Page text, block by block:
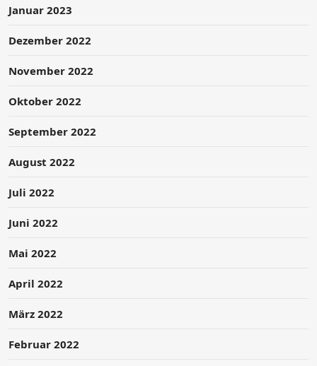
Januar 2023
Dezember 2022
November 2022
Oktober 2022
September 2022
August 2022
Juli 2022
Juni 2022
Mai 2022
April 2022
März 2022
Februar 2022